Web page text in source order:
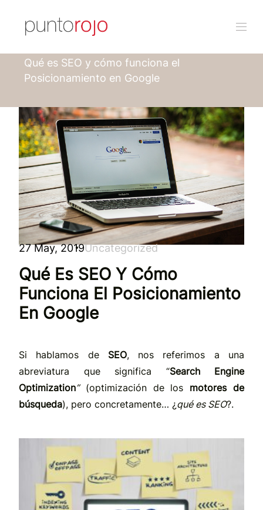
Qué es SEO y cómo funciona el
Posicionamiento en Google
27 May, 2019Uncategorized
Qué Es SEO Y Cómo
Funciona El Posicionamiento
En Google
Si hablamos de SEO, nos referimos a una
abreviatura que significa “Search Engine
Optimization”(optimización de los motores de
búsqueda), pero concretamente… ¿qué es SEO?.